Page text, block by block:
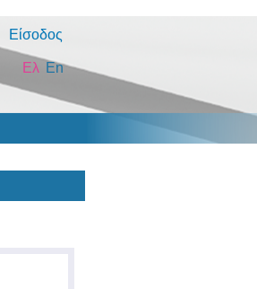
Είσοδος
En
Ελ